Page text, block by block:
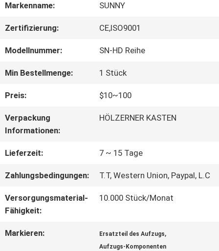
FABRIK-
AUSFLUG
QUALITÄTSKONTROLLE
TRETEN
SIE
UNS
IN
Markenname: SUNNY
Zertifizierung: CE,ISO9001
Modellnummer: SN-HD Reihe
Min Bestellmenge: 1 Stück
Preis: $10~100
Verpackung
Informationen:
HÖLZERNER KASTEN
Lieferzeit: 7 ~ 15 Tage
Zahlungsbedingungen: T.T, Western Union, Paypal, L.C
Versorgungsmaterial-
Fähigkeit:
10.000 Stück/Monat
Markieren: Ersatzteil des Aufzugs,
Aufzugs-Komponenten